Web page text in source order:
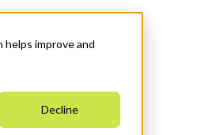
improve and
Decline